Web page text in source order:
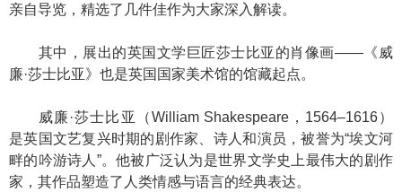
亲自导览，精选了几件佳作为大家深入解读。
其中，展出的英国文学巨匠莎士比亚的肖像画——《威
廉·莎士比亚》也是英国国家美术馆的馆藏起点。
威廉·莎士比亚（William Shakespeare，1564–1616）
是英国文艺复兴时期的剧作家、诗人和演员，被誉为“埃文河
畔的吟游诗人”。他被广泛认为是世界文学史上最伟大的剧作
家，其作品塑造了人类情感与语言的经典表达。